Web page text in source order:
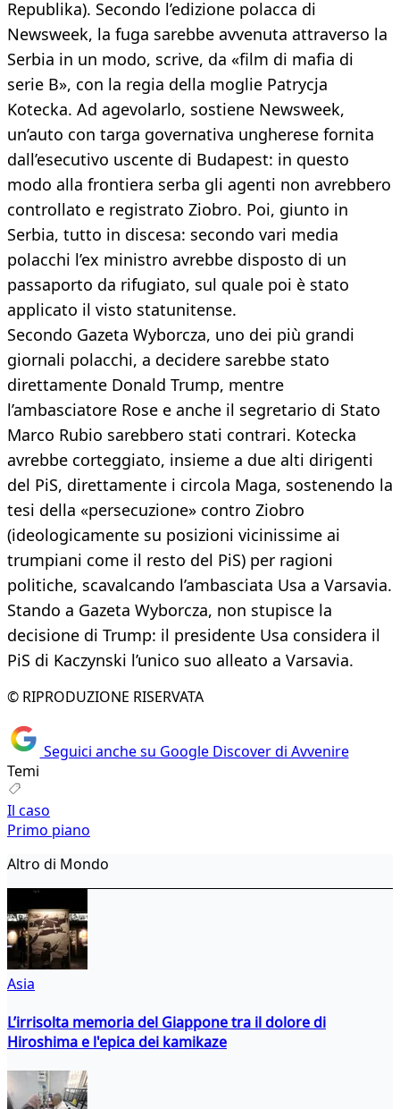
Republika). Secondo l’edizione polacca di
Newsweek, la fuga sarebbe avvenuta attraverso la
Serbia in un modo, scrive, da «film di mafia di
serie B», con la regia della moglie Patrycja
Kotecka. Ad agevolarlo, sostiene Newsweek,
un’auto con targa governativa ungherese fornita
dall’esecutivo uscente di Budapest: in questo
modo alla frontiera serba gli agenti non avrebbero
controllato e registrato Ziobro. Poi, giunto in
Serbia, tutto in discesa: secondo vari media
polacchi l’ex ministro avrebbe disposto di un
passaporto da rifugiato, sul quale poi è stato
applicato il visto statunitense.
Secondo Gazeta Wyborcza, uno dei più grandi
giornali polacchi, a decidere sarebbe stato
direttamente Donald Trump, mentre
l’ambasciatore Rose e anche il segretario di Stato
Marco Rubio sarebbero stati contrari. Kotecka
avrebbe corteggiato, insieme a due alti dirigenti
del PiS, direttamente i circola Maga, sostenendo la
tesi della «persecuzione» contro Ziobro
(ideologicamente su posizioni vicinissime ai
trumpiani come il resto del PiS) per ragioni
politiche, scavalcando l’ambasciata Usa a Varsavia.
Stando a Gazeta Wyborcza, non stupisce la
decisione di Trump: il presidente Usa considera il
PiS di Kaczynski l’unico suo alleato a Varsavia.
© RIPRODUZIONE RISERVATA
Seguici anche su Google Discover di Avvenire
Temi
Il caso
Primo piano
Altro di Mondo
Asia
L’irrisolta memoria del Giappone tra il dolore di
Hiroshima e l'epica dei kamikaze